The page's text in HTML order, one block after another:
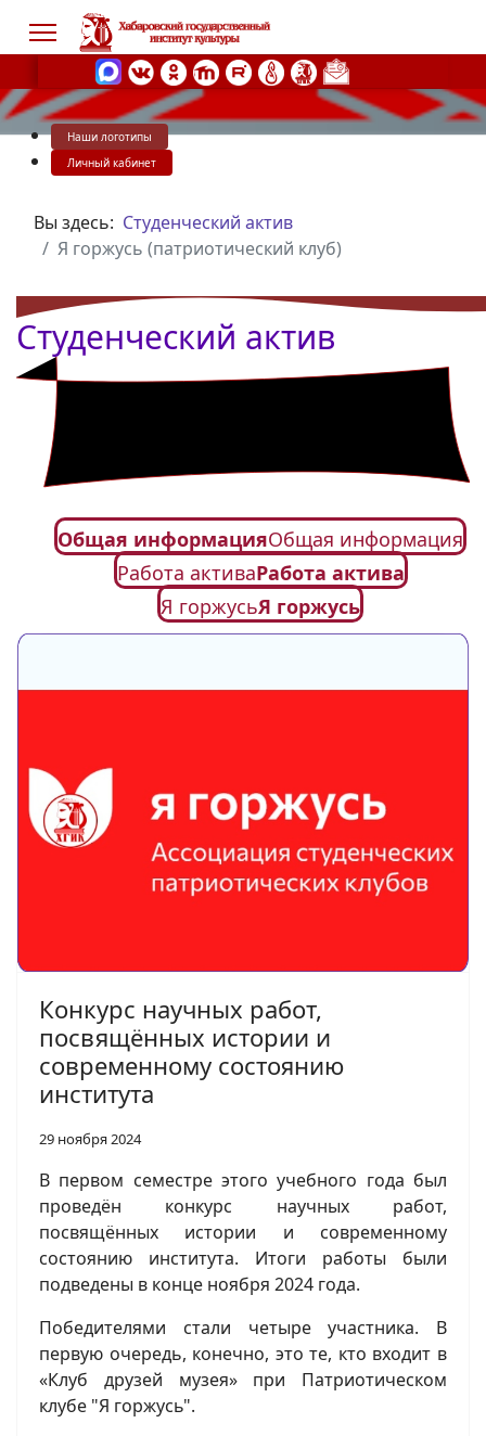
Наши логотипы
Личный кабинет
Вы здесь: Студенческий актив
Я горжусь (патриотический клуб)
Студенческий актив
Общая информацияОбщая информация
Работа активаРабота актива
Я горжусьЯ горжусь
Конкурс научных работ,
посвящённых истории и
современному состоянию
института
29 ноября 2024
В первом семестре этого учебного года был
проведён конкурс научных работ,
посвящённых истории и современному
состоянию института. Итоги работы были
подведены в конце ноября 2024 года.
Победителями стали четыре участника. В
первую очередь, конечно, это те, кто входит в
«Клуб друзей музея» при Патриотическом
клубе "Я горжусь".